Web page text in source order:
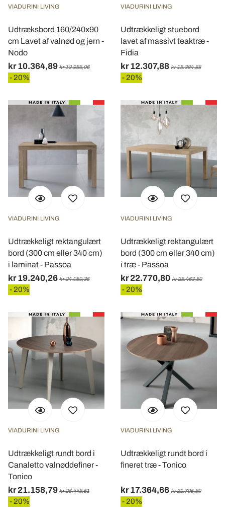
VIADURINI LIVING
Udtræksbord 160/240x90
cm Lavet af valnød og jern -
Nodo
kr 10.364,89 kr 12.956,06
- 20%
VIADURINI LIVING
Udtrækkeligt stuebord
lavet af massivt teaktræ -
Fidia
kr 12.307,88 kr 15.384,88
- 20%
VIADURINI LIVING
Udtrækkeligt rektangulært
bord (300 cm eller 340 cm)
i laminat - Passoa
kr 19.240,26 kr 24.050,35
- 20%
VIADURINI LIVING
Udtrækkeligt rektangulært
bord (300 cm eller 340 cm)
i træ - Passoa
kr 22.770,80 kr 28.463,50
- 20%
VIADURINI LIVING
Udtrækkeligt rundt bord i
Canaletto valnøddefiner -
Tonico
kr 21.158,79 kr 26.448,51
- 20%
VIADURINI LIVING
Udtrækkeligt rundt bord i
fineret træ - Tonico
kr 17.364,66 kr 21.705,80
- 20%